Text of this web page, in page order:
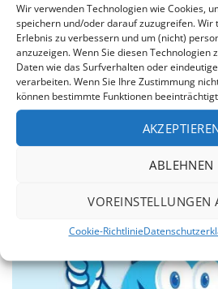
Wir verwenden Technologien wie Cookies,
speichern und/oder darauf zuzugreifen. Wir
Erlebnis zu verbessern und um (nicht)
anzuzeigen. Wenn Sie diesen Technologien
Daten wie das Surfverhalten oder
verarbeiten. Wenn Sie Ihre Zustimmung
können bestimmte Funktionen
ABLEHNEN
VOREINSTELLUNGEN
Cookie-Richtlinie
7 Jahre Garantie
Wir sind von der Qualität
Daher erstreckt sich unsere
Dichtheit der Schweißnähte und